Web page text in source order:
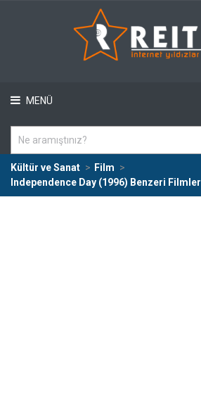
MENÜ
Kültür ve Sanat
Film
Independence Day (1996) Benzeri Filmler